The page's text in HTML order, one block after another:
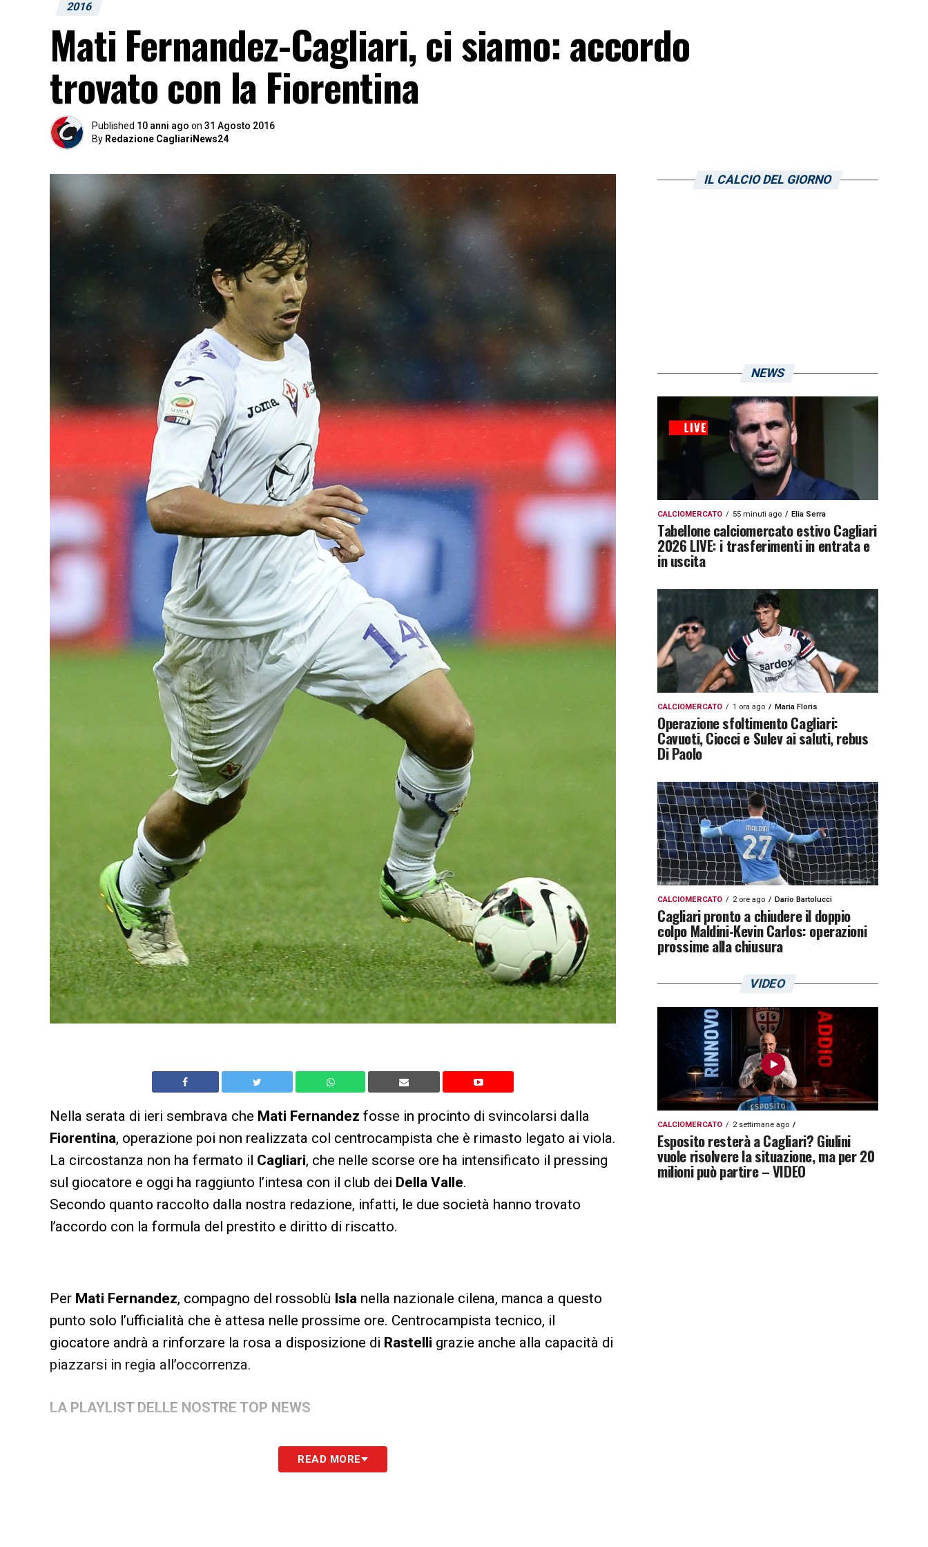
2016
Mati Fernandez-Cagliari, ci siamo: accordo
trovato con la Fiorentina
Published 10 anni ago on 31 Agosto 2016
By Redazione CagliariNews24
Nella serata di ieri sembrava che Mati Fernandez fosse in procinto di svincolarsi dalla
Fiorentina, operazione poi non realizzata col centrocampista che è rimasto legato ai viola.
La circostanza non ha fermato il Cagliari, che nelle scorse ore ha intensificato il pressing
sul giocatore e oggi ha raggiunto l’intesa con il club dei Della Valle.
Secondo quanto raccolto dalla nostra redazione, infatti, le due società hanno trovato
l’accordo con la formula del prestito e diritto di riscatto.
Per Mati Fernandez, compagno del rossoblù Isla nella nazionale cilena, manca a questo
punto solo l’ufficialità che è attesa nelle prossime ore. Centrocampista tecnico, il
giocatore andrà a rinforzare la rosa a disposizione di Rastelli grazie anche alla capacità di
piazzarsi in regia all’occorrenza.
LA PLAYLIST DELLE NOSTRE TOP NEWS
READ MORE
IL CALCIO DEL GIORNO
NEWS
CALCIOMERCATO 55 minuti ago Elia Serra
Tabellone calciomercato estivo Cagliari
2026 LIVE: i trasferimenti in entrata e
in uscita
CALCIOMERCATO 1 ora ago Maria Floris
Operazione sfoltimento Cagliari:
Cavuoti, Ciocci e Sulev ai saluti, rebus
Di Paolo
CALCIOMERCATO 2 ore ago Dario Bartolucci
Cagliari pronto a chiudere il doppio
colpo Maldini-Kevin Carlos: operazioni
prossime alla chiusura
VIDEO
CALCIOMERCATO 2 settimane ago
Esposito resterà a Cagliari? Giulini
vuole risolvere la situazione, ma per 20
milioni può partire – VIDEO